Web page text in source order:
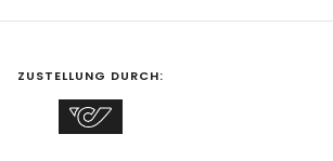
ZUSTELLUNG DURCH: